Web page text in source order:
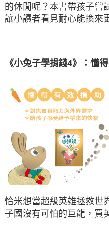
的休閒呢？本書帶孩子嘗
讓小讀者看見耐心能換來
《小兔子學捐錢4》：懂
恰米想當超級英雄拯救世
子國沒有可怕的巨龍，買